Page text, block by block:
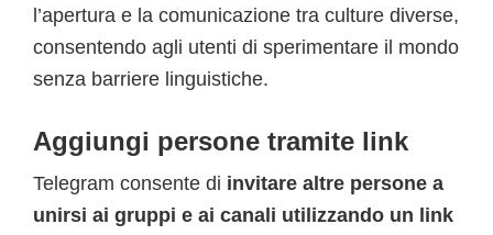
l’apertura e la comunicazione tra culture diverse,
consentendo agli utenti di sperimentare il mondo
senza barriere linguistiche.
Aggiungi persone tramite link
Telegram consente di invitare altre persone a
unirsi ai gruppi e ai canali utilizzando un link